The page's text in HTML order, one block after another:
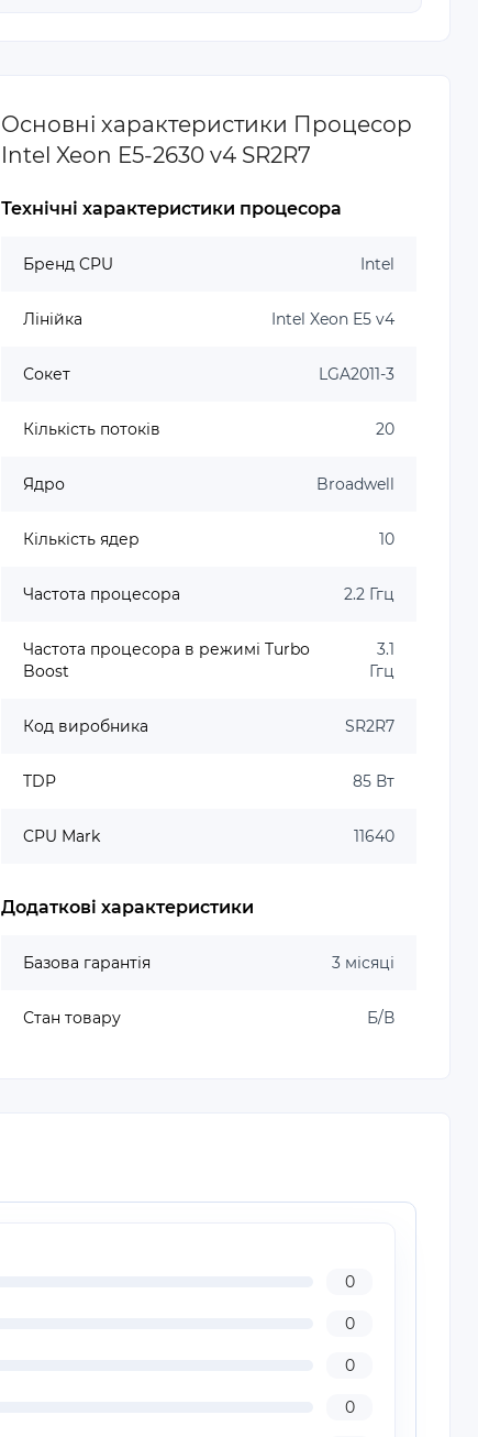
Основні характеристики Процесор
Intel Xeon E5-2630 v4 SR2R7
Технічні характеристики процесора
Бренд CPU Intel
Лінійка Intel Xeon E5 v4
Сокет LGA2011-3
Кількість потоків 20
Ядро Broadwell
Кількість ядер 10
Частота процесора 2.2 Ггц
Частота процесора в режимі Turbo
Boost
3.1
Ггц
Код виробника SR2R7
TDP 85 Вт
CPU Mark 11640
Додаткові характеристики
Базова гарантія 3 місяці
Стан товару Б/В
0
0
0
0